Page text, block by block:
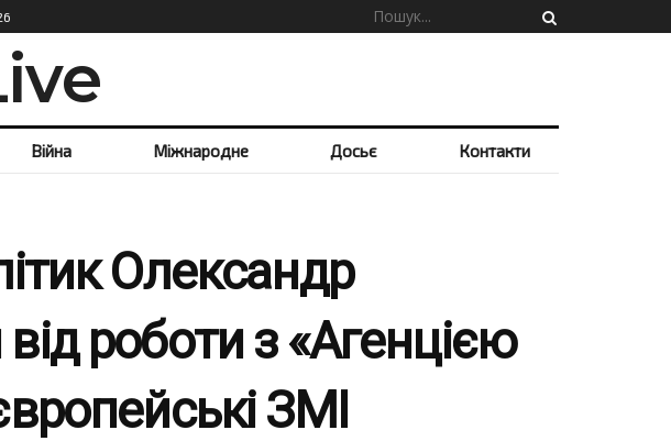
Війна Міжнародне Досьє Контакти
Олександр
роботи з «Агенцією
ЗМІ